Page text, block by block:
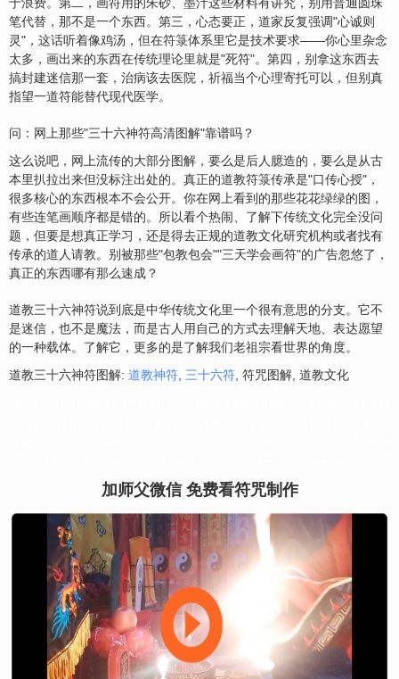
于浪费。第二，画符用的朱砂、墨汁这些材料有讲究，别用普通圆珠
笔代替，那不是一个东西。第三，心态要正，道家反复强调"心诚则
灵"，这话听着像鸡汤，但在符箓体系里它是技术要求——你心里杂念
太多，画出来的东西在传统理论里就是"死符"。第四，别拿这东西去
搞封建迷信那一套，治病该去医院，祈福当个心理寄托可以，但别真
指望一道符能替代现代医学。
问：网上那些"三十六神符高清图解"靠谱吗？
这么说吧，网上流传的大部分图解，要么是后人臆造的，要么是从古
本里扒拉出来但没标注出处的。真正的道教符箓传承是"口传心授"，
很多核心的东西根本不会公开。你在网上看到的那些花花绿绿的图，
有些连笔画顺序都是错的。所以看个热闹、了解下传统文化完全没问
题，但要是想真正学习，还是得去正规的道教文化研究机构或者找有
传承的道人请教。别被那些"包教包会""三天学会画符"的广告忽悠了，
真正的东西哪有那么速成？
道教三十六神符说到底是中华传统文化里一个很有意思的分支。它不
是迷信，也不是魔法，而是古人用自己的方式去理解天地、表达愿望
的一种载体。了解它，更多的是了解我们老祖宗看世界的角度。
道教三十六神符图解: 道教神符, 三十六符, 符咒图解, 道教文化
加师父微信 免费看符咒制作